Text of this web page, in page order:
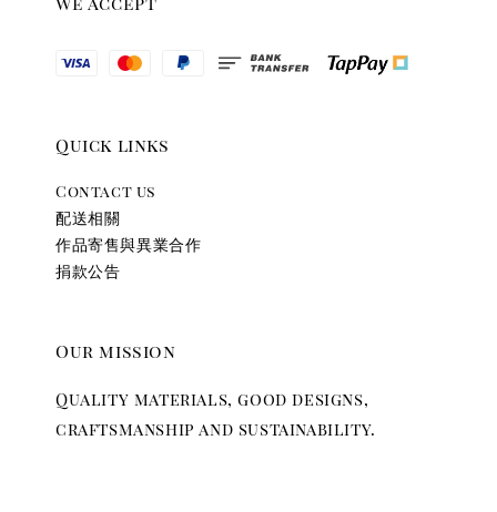
Quick links
Contact us
配送相關
作品寄售與異業合作
捐款公告
Our mission
Quality materials, good designs,
craftsmanship and sustainability.